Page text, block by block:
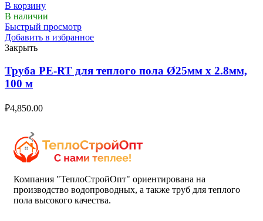
В корзину
В наличии
Быстрый просмотр
Добавить в избранное
Закрыть
Труба PE-RT для теплого пола Ø25мм х 2.8мм,
100 м
₽4,850.00
Компания "ТеплоСтройОпт" ориентирована на
производство водопроводных, а также труб для теплого
пола высокого качества.